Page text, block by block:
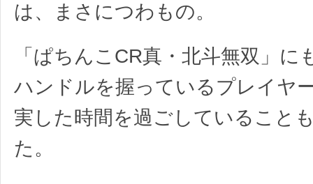
は、まさにつわもの。
「ぱちんこCR真・北斗無双」に
ハンドルを握っているプレイヤ
実した時間を過ごしていること
た。